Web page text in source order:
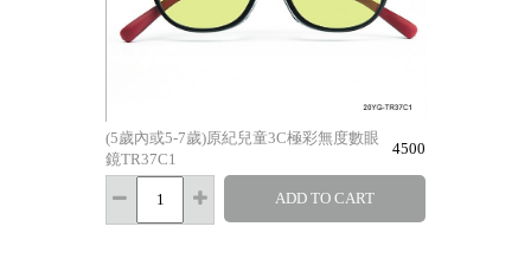
(5歲內或5-7歲)原紀兒童3C極彩無度數眼
鏡TR37C1
4500
ADD TO CART